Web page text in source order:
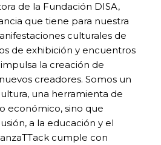
de la Fundación DISA,
que tiene para nuestra
culturales de
de exhibición y encuentros
la creación de
creadores. Somos un
una herramienta de
económico, sino que
a la educación y el
cumple con